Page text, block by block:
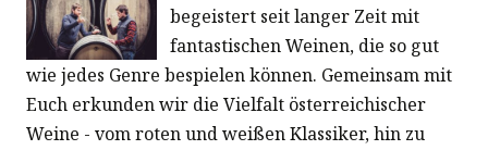
begeistert seit langer Zeit mit
fantastischen Weinen, die so gut
wie jedes Genre bespielen können. Gemeinsam mit
Euch erkunden wir die Vielfalt österreichischer
Weine - vom roten und weißen Klassiker, hin zu